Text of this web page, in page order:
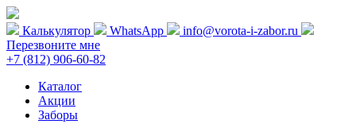
Калькулятор WhatsApp
info@vorota-i-zabor.ru
Перезвоните мне
+7 (812) 906-60-82
Каталог
Акции
Заборы